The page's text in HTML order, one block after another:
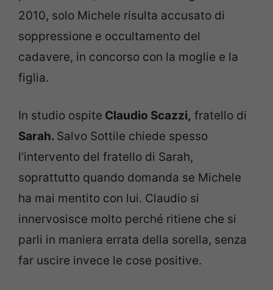
2010, solo Michele risulta accusato di
soppressione e occultamento del
cadavere, in concorso con la moglie e la
figlia.
In studio ospite Claudio Scazzi, fratello di
Sarah. Salvo Sottile chiede spesso
l’intervento del fratello di Sarah,
soprattutto quando domanda se Michele
ha mai mentito con lui. Claudio si
innervosisce molto perché ritiene che si
parli in maniera errata della sorella, senza
far uscire invece le cose positive.